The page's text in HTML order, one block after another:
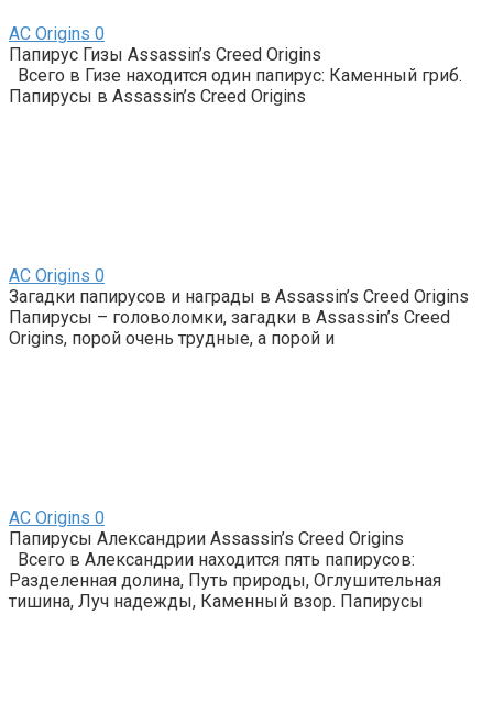
AС Origins 0
Папирус Гизы Assassin’s Creed Origins
Всего в Гизе находится один папирус: Каменный гриб.
Папирусы в Assassin’s Creed Origins
AС Origins 0
Загадки папирусов и награды в Assassin’s Creed Origins
Папирусы – головоломки, загадки в Assassin’s Creed
Origins, порой очень трудные, а порой и
AС Origins 0
Папирусы Александрии Assassin’s Creed Origins
Всего в Александрии находится пять папирусов:
Разделенная долина, Путь природы, Оглушительная
тишина, Луч надежды, Каменный взор. Папирусы